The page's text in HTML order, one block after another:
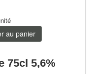
au panier
75cl 5,6%